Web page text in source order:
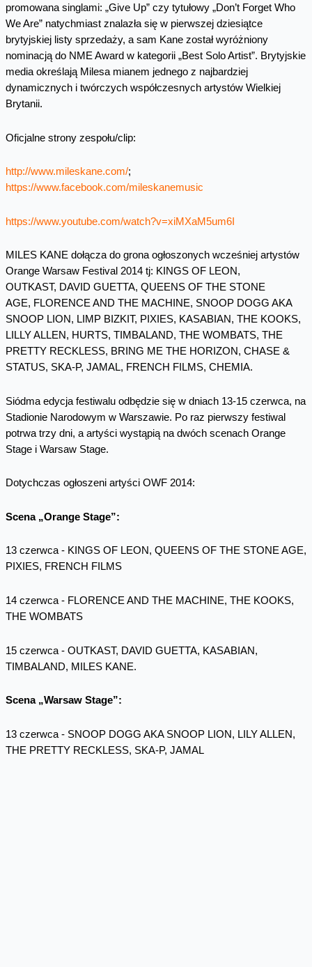
promowana singlami: „Give Up” czy tytułowy „Don’t Forget Who
We Are” natychmiast znalazła się w pierwszej dziesiątce
brytyjskiej listy sprzedaży, a sam Kane został wyróżniony
nominacją do NME Award w kategorii „Best Solo Artist”. Brytyjskie
media określają Milesa mianem jednego z najbardziej
dynamicznych i twórczych współczesnych artystów Wielkiej
Brytanii.
Oficjalne strony zespołu/clip:
http://www.mileskane.com/;
https://www.facebook.com/mileskanemusic
https://www.youtube.com/watch?v=xiMXaM5um6I
MILES KANE dołącza do grona ogłoszonych wcześniej artystów
Orange Warsaw Festival 2014 tj: KINGS OF LEON,
OUTKAST, DAVID GUETTA, QUEENS OF THE STONE
AGE, FLORENCE AND THE MACHINE, SNOOP DOGG AKA
SNOOP LION, LIMP BIZKIT, PIXIES, KASABIAN, THE KOOKS,
LILLY ALLEN, HURTS, TIMBALAND, THE WOMBATS, THE
PRETTY RECKLESS, BRING ME THE HORIZON, CHASE &
STATUS, SKA-P, JAMAL, FRENCH FILMS, CHEMIA.
Siódma edycja festiwalu odbędzie się w dniach 13-15 czerwca, na
Stadionie Narodowym w Warszawie. Po raz pierwszy festiwal
potrwa trzy dni, a artyści wystąpią na dwóch scenach Orange
Stage i Warsaw Stage.
Dotychczas ogłoszeni artyści OWF 2014:
Scena „Orange Stage”:
13 czerwca - KINGS OF LEON, QUEENS OF THE STONE AGE,
PIXIES, FRENCH FILMS
14 czerwca - FLORENCE AND THE MACHINE, THE KOOKS,
THE WOMBATS
15 czerwca - OUTKAST, DAVID GUETTA, KASABIAN,
TIMBALAND, MILES KANE.
Scena „Warsaw Stage”:
13 czerwca - SNOOP DOGG AKA SNOOP LION, LILY ALLEN,
THE PRETTY RECKLESS, SKA-P, JAMAL